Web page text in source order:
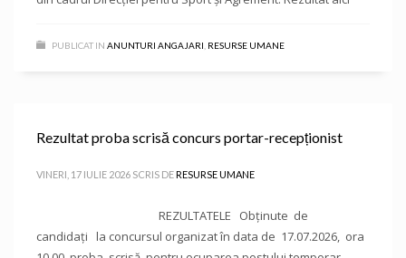
PUBLICAT IN ANUNTURI ANGAJARI RESURSE UMANE
Rezultat proba scrisă concurs portar-recepționist
VINERI, 17 IULIE 2026 SCRIS DERESURSE UMANE
REZULTATELE Obținute de
candidați la concursul organizat în data de 17.07.2026, ora